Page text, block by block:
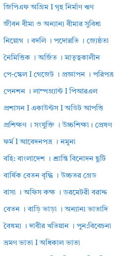
জিপিএফ অগ্রিম I গৃহ নির্মাণ ঋণ
জীবন বীমা ও অন্যান্য বীমার সুবিধা
নিয়োগ । বদলি । পদোন্নতি । জ্যেষ্ঠতা
নৈমিত্তিক । অর্জিত । মাতৃত্বকালীন
পে-স্কেল I গেজেট । প্রজ্ঞাপন । পরিপত্র
পেনশন । লাম্পগ্র্যান্ট I পিআরএল
প্রশাসন I একাউন্টস I অডিট আপত্তি
প্রশিক্ষণ । সংযুক্তি । উচ্চশিক্ষা। প্রেষণ
ফর্ম I আবেদনপত্র । নমুনা
বহি: বাংলাদেশ । শ্রান্তি বিনোদন ছুটি
বার্ষিক বেতন বৃদ্ধি । উচ্চতর গ্রেড
বাসা । অফিস কক্ষ । ডরমেটরী বরাদ্দ
বেতন । বাড়ি ভাড়া । অন্যান্য ভাতাদি
বৈষম্য । দাবীর খতিয়ান । পুন:বিবেচনা
ভ্রমণ ভাতা I অধিকাল ভাতা